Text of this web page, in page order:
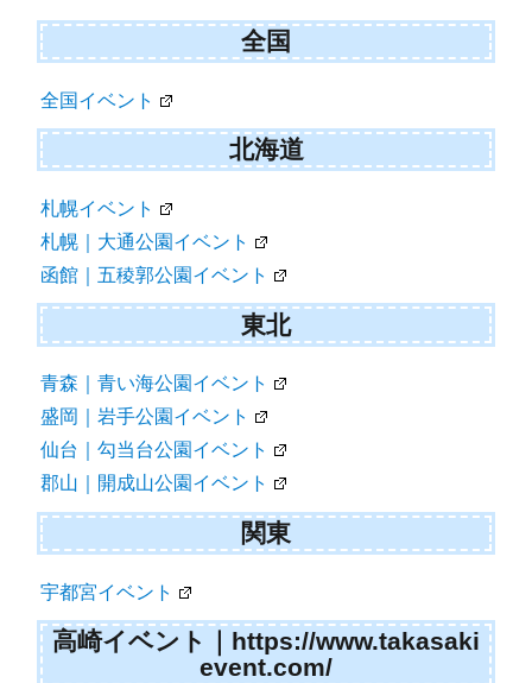
ビ
ゲ
ー
シ
ョ
ン
全国
全国イベント
北海道
札幌イベント
札幌｜大通公園イベント
函館｜五稜郭公園イベント
東北
青森｜青い海公園イベント
盛岡｜岩手公園イベント
仙台｜勾当台公園イベント
郡山｜開成山公園イベント
関東
宇都宮イベント
高崎イベント｜https://www.takasaki
event.com/